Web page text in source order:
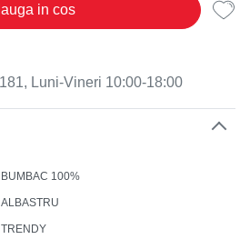
in cos
Luni-Vineri 10:00-18:00
BUMBAC 100%
ALBASTRU
TRENDY